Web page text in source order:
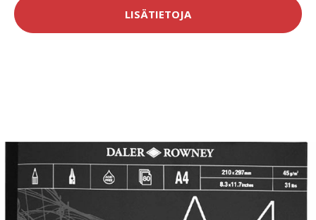
LISÄTIETOJA